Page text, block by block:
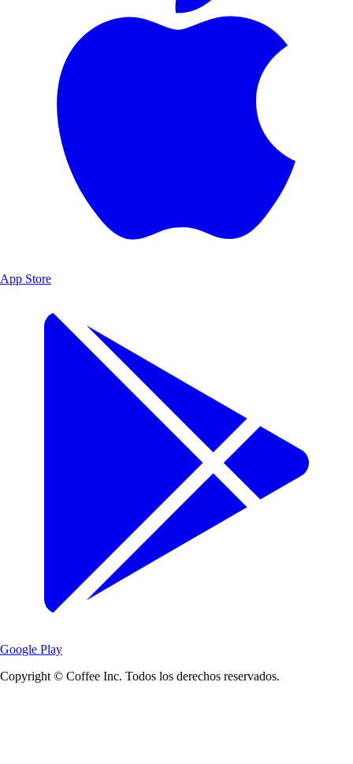
App Store
Google Play
Copyright © Coffee Inc. Todos los derechos reservados.